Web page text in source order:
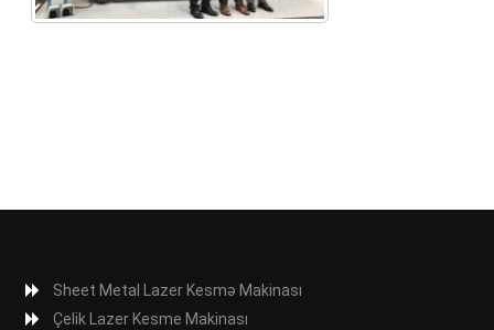
Sheet Metal Lazer Kesmə Makinası
Çelik Lazer Kesme Makinası